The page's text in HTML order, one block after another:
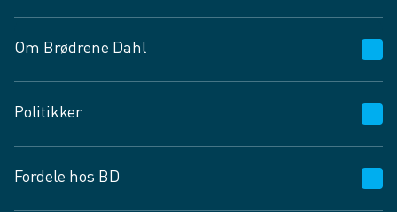
Om Brødrene Dahl
Vagttelefon 30 10 89 89
Spørgsmål og svar
Job og karriere
Politikker
Privatlivspolitik
Fordele hos BD